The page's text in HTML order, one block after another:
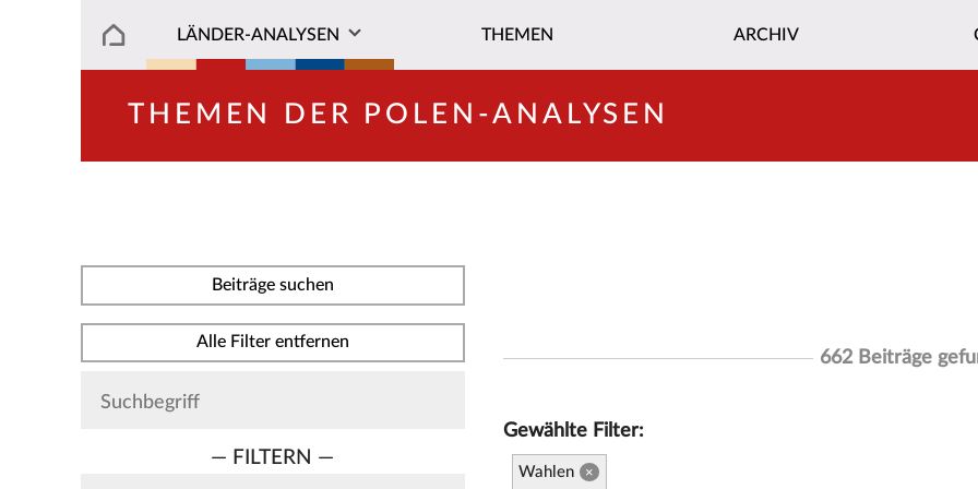
LÄNDER-ANALYSEN THEMEN ARCHIV
THEMEN DER POLEN-ANALYSEN
Beiträge suchen
Alle Filter entfernen
— FILTERN —
662 Beiträge
Gewählte Filter:
Wahlen ×